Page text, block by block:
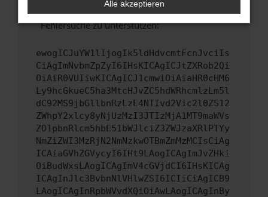
uns diesen Text schicken, um uns bei der
Fehlersuche zu unterstützen:
ewogICJuYW1lIjogIk5ldHdvcmtFcnJvciIs
CiAgImNvbmZpZyI6IHsKICAgICJtZXRob2Qi
OiAiR0VUIiwKICAgICJ1cmwiOiAiaHR0cHM6
Ly9hcGkueC5ha3MtcHJvZC5hdWRhcmlzLm5l
dC92MS9jbGllbnRzLzE4NTIvd2Vic2l0ZS12
ZWhpY2xlcy8yNjUzMzI3JTIzMjA1MT9maWVs
ZD1pbnRlcm5hbE51bWJlciZ3ZWJzaXRlPTYy
NmZiZWI3MzRjN2NmNzkwOTBmZmMzMCIsCiAg
ICAiaGVhZGVycyI6IHt9LAogICAgImJvZHki
OiBudWxsLAogICAgImV4cGVjdCI6IHsKICAg
ICAgInJlc3BvbnNlVHlwZSI6ICIiCiAgICB9
LAogICAgInRpbWVvdXQiOiAwLAogICAgInBy
Alle akzeptieren